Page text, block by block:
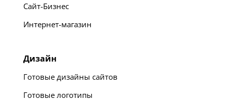
Сайт-Бизнес
Интернет-магазин
Дизайн
Готовые дизайны сайтов
Готовые логотипы